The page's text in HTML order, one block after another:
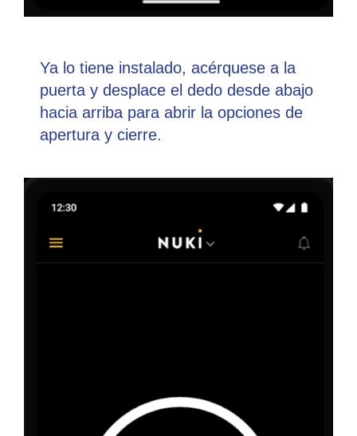
Ya lo tiene instalado, acérquese a la
puerta y desplace el dedo desde abajo
hacia arriba para abrir la opciones de
apertura y cierre.